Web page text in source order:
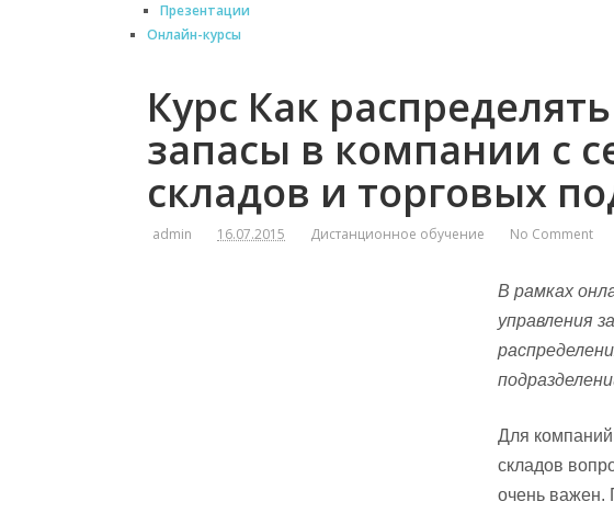
Презентации
Онлайн-курсы
Курс Как
запасы в компании с
складов и торговых
admin 16.07.2015 Дистанционное обучение No Comment
В рамках
управления
Для компаний
складов
очень важен.